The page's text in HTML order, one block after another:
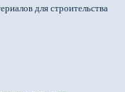
для строительства